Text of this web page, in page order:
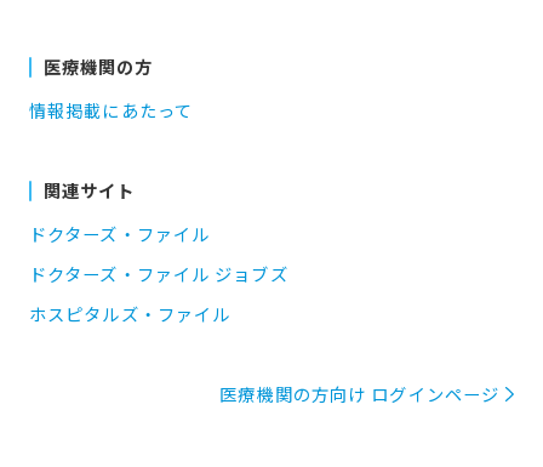
医療機関の方
情報掲載にあたって
関連サイト
ドクターズ・ファイル
ドクターズ・ファイル ジョブズ
ホスピタルズ・ファイル
医療機関の方向け ログインページ